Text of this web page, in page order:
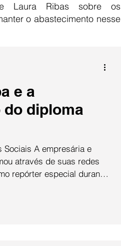
Laura Ribas sobre os
o abastecimento nesse
e a
diploma
Sociais A empresária e
através de suas redes
repórter especial durante